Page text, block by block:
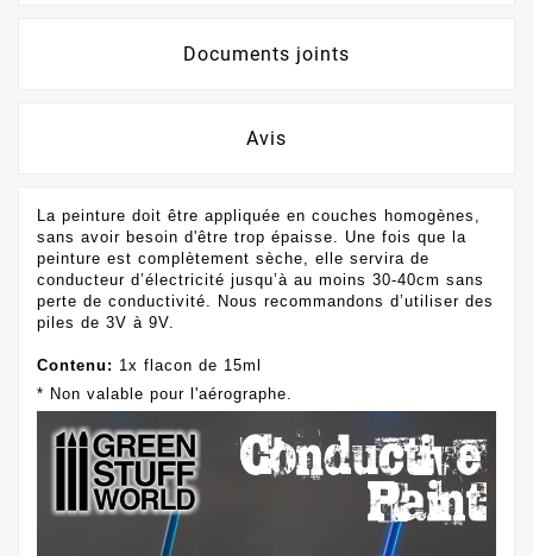
Documents joints
Avis
La peinture doit être appliquée en couches homogènes,
sans avoir besoin d'être trop épaisse.
Une fois que la
peinture est complètement sèche, elle servira de
conducteur d’électricité jusqu’à au moins 30-40cm sans
perte de conductivité.
Nous recommandons d’utiliser des
piles de 3V à 9V.
Contenu: 1x flacon de 15ml
* Non valable pour l'aérographe.